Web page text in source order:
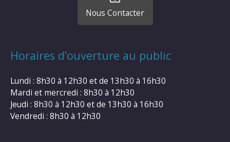
Nous Contacter
Horaires d’ouverture au public
Lundi : 8h30 à 12h30 et de 13h30 à 16h30
Mardi et mercredi : 8h30 à 12h30
Jeudi : 8h30 à 12h30 et de 13h30 à 16h30
Vendredi : 8h30 à 12h30